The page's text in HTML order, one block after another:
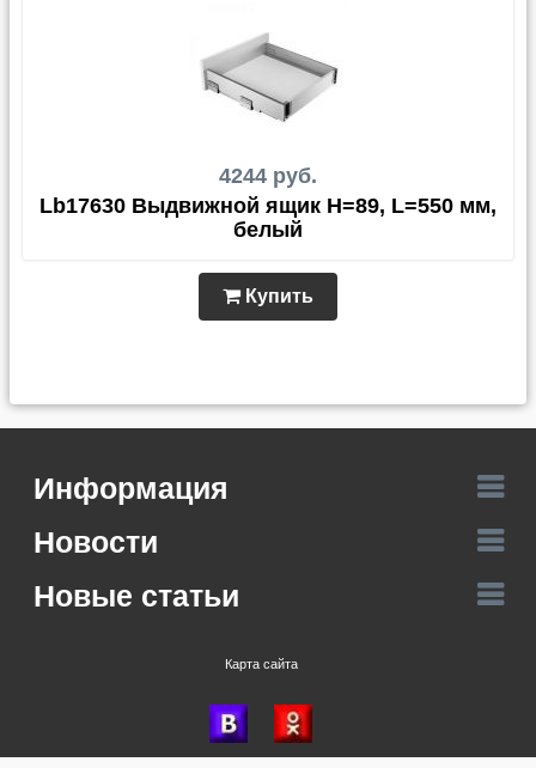
4244 руб.
Lb17630 Выдвижной ящик H=89, L=550 мм,
белый
Купить
Информация
Новости
Новые статьи
Карта сайта